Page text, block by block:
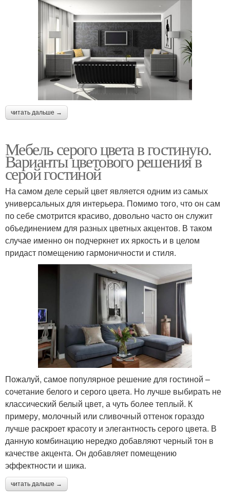
читать дальше →
Мебель серого цвета в гостиную.
Варианты цветового решения в
серой гостиной
На самом деле серый цвет является одним из самых
универсальных для интерьера. Помимо того, что он сам
по себе смотрится красиво, довольно часто он служит
объединением для разных цветных акцентов. В таком
случае именно он подчеркнет их яркость и в целом
придаст помещению гармоничности и стиля.
Пожалуй, самое популярное решение для гостиной –
сочетание белого и серого цвета. Но лучше выбирать не
классический белый цвет, а чуть более теплый. К
примеру, молочный или сливочный оттенок гораздо
лучше раскроет красоту и элегантность серого цвета. В
данную комбинацию нередко добавляют черный тон в
качестве акцента. Он добавляет помещению
эффектности и шика.
читать дальше →